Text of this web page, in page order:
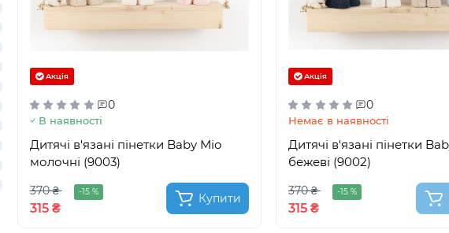
Акція
0
В наявності
Дитячі в'язані пінетки Baby Mio
молочні (9003)
370 ₴ -15 %
315 ₴
Купити
Акція
0
Немає в наявності
Дитячі в'язані пінетки
бежеві (9002)
370 ₴ -15 %
315 ₴